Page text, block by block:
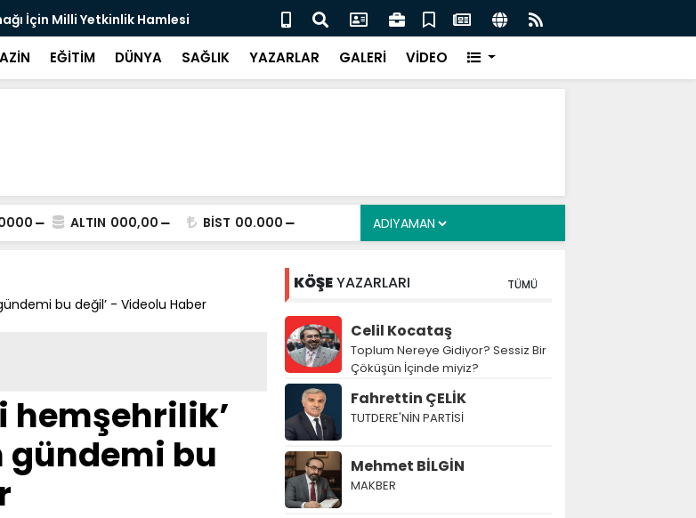
İçin Milli Yetkinlik Hamlesi
TBMM’de Çocuklara Yönelik Düzenleme Teklifi Görüşmeleri
Tamamlandı
EĞİTİM DÜNYA SAĞLIK YAZARLAR GALERİ VİDEO
ALTIN 000,00 BİST 00.000
bu değil’ - Videolu Haber
hemşehrilik’
gündemi bu
KÖŞEYAZARLARI TÜMÜ
Celil Kocataş
Toplum Nereye Gidiyor? Sessiz Bir
Çöküşün İçinde miyiz?
Fahrettin ÇELİK
TUTDERE'NİN PARTİSİ
Mehmet BİLGİN
MAKBER